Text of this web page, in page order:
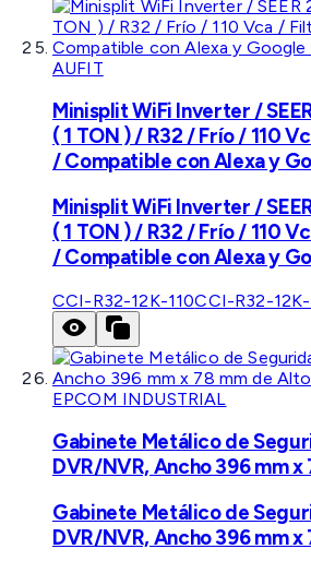
AUFIT
Minisplit WiFi Inverter /
( 1 TON ) / R32 / Frío / 110
/ Compatible con Alexa y
Minisplit WiFi Inverter /
( 1 TON ) / R32 / Frío / 110
/ Compatible con Alexa y
CCI-R32-12K-110CCI-R32-12K-
EPCOM INDUSTRIAL
Gabinete Metálico de
DVR/NVR, Ancho 396 mm
Gabinete Metálico de
DVR/NVR, Ancho 396 mm